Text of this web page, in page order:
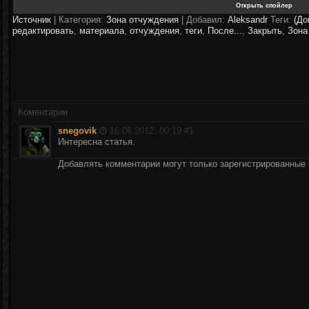
Источник Категория: Зона отчуждения | Добавил: Aleksandr Теги:
редактировать, материала, отчуждения, теги, После..., Закрыть, Зона
Коментарии
snegovik
16.06.2012, 00:19 #1
Интересна статья.
Добавлять комментарии могут только